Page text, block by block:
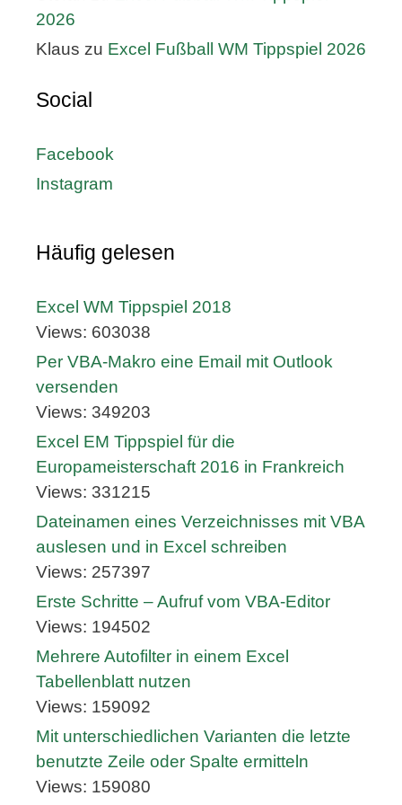
2026
Klaus zu Excel Fußball WM Tippspiel 2026
Social
Facebook
Instagram
Häufig gelesen
Excel WM Tippspiel 2018
Views: 603038
Per VBA-Makro eine Email mit Outlook
versenden
Views: 349203
Excel EM Tippspiel für die
Europameisterschaft 2016 in Frankreich
Views: 331215
Dateinamen eines Verzeichnisses mit VBA
auslesen und in Excel schreiben
Views: 257397
Erste Schritte – Aufruf vom VBA-Editor
Views: 194502
Mehrere Autofilter in einem Excel
Tabellenblatt nutzen
Views: 159092
Mit unterschiedlichen Varianten die letzte
benutzte Zeile oder Spalte ermitteln
Views: 159080